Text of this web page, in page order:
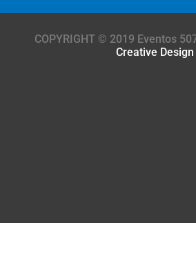
COPYRIGHT © 2019 Eventos
Creative Design